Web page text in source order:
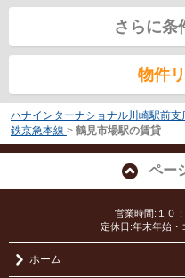
さらに条
物件
ハナインターナショナル川崎駅前支
鉄京急本線 > 鶴見市場駅の賃貸
ペー
営業時間:１０
定休日:年末年始・
ホーム